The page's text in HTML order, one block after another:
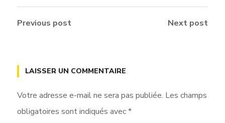
Previous post Next post
LAISSER UN COMMENTAIRE
Votre adresse e-mail ne sera pas publiée. Les champs
obligatoires sont indiqués avec*